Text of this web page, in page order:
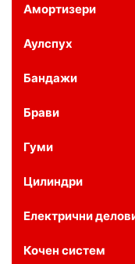
Амортизери
Аулспух
Бандажи
Брави
Гуми
Цилиндри
Електрични
Кочен систем